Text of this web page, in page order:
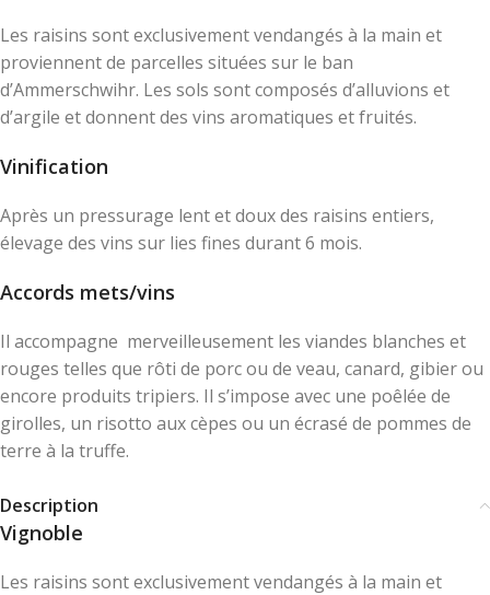
Les raisins sont exclusivement vendangés à la main et
proviennent de parcelles situées sur le ban
d’Ammerschwihr. Les sols sont composés d’alluvions et
d’argile et donnent des vins aromatiques et fruités.
Vinification
Après un pressurage lent et doux des raisins entiers,
élevage des vins sur lies fines durant 6 mois.
Accords mets/vins
Il accompagne merveilleusement les viandes blanches et
rouges telles que rôti de porc ou de veau, canard, gibier ou
encore produits tripiers. Il s’impose avec une poêlée de
girolles, un risotto aux cèpes ou un écrasé de pommes de
terre à la truffe.
Description
Vignoble
Les raisins sont exclusivement vendangés à la main et